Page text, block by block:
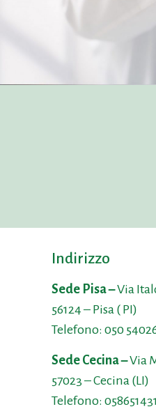
Indirizzo
Sede Pisa –Via
56124 – Pisa ( PI)
Telefono:050
Sede Cecina –Via
57023 – Cecina (LI)
Telefono: